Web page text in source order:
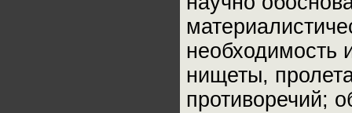
необходимость
нищеты,
противоречий;